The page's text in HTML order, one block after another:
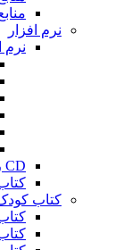
نرم افزار
نرم
CD روانشناسی
کتاب